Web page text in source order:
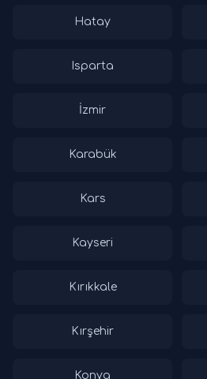
Hatay
Isparta
İzmir
Karabük
Kars
Kayseri
Kırıkkale
Kırşehir
Konya